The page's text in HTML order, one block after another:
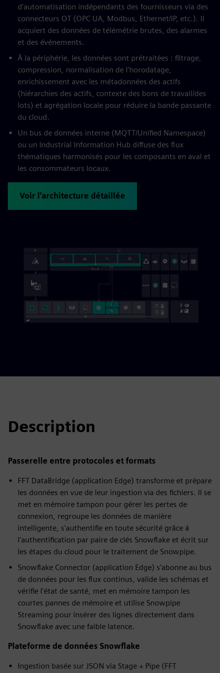
d'automatisation indépendants des fournisseurs via des
connecteurs OT (OPC UA, Modbus, Ethernet/IP, etc.). Il
acquiert des données de télémétrie brutes, des alarmes
et des événements.
À la périphérie, les données sont prétraitées : filtrage,
compression, normalisation de l'horodatage,
enrichissement avec les métadonnées des actifs
(hiérarchies des actifs, contexte des bons de travail/des
lots) et agrégation locale pour réduire la bande passante
du cloud.
Un bus de données interne (MQTT/Unified Namespace)
ou un Industrial Information Hub diffuse des flux
thématiques harmonisés pour les composants en aval et
les consommateurs locaux.
Voir l'architecture détaillée
Description
Passerelle entre protocoles et formats
FFT DataBridge (application Edge) transforme et prépare
les données en vue de leur ingestion via des fichiers. Il se
met en mémoire tampon pour gérer les pertes de
connexion, regroupe les données de manière
intelligente, s'authentifie en toute sécurité grâce à
l'authentification par paire de clés Snowflake et écrit sur
les étapes du cloud pour le traitement de Snowpipe.
Snowflake Connector (application Edge) s'abonne au bus
de données pour les flux continus, valide les schémas et
vérifie l'état de santé, met en mémoire tampon les
courtes pannes de mémoire et utilise Snowpipe
Streaming pour insérer des lignes directement dans
Snowflake avec une faible latence.
Plateforme de données Snowflake
Ingestion basée sur JSON via Stage + Pipe (FFT